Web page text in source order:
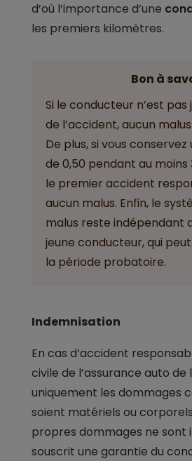
d’où l’importance d’une
les premiers kilomètres.
Bon à
Si le conducteur n’est
de l’accident, aucun
De plus, si vous
de 0,50 pendant au moins
le premier accident
aucun malus. Enfin, le
malus reste indépendant
jeune conducteur, qui
la période probatoire.
Indemnisation
En cas d’accident
civile de l’assurance auto
uniquement les dommages
soient matériels ou
propres dommages ne sont
souscrit une garantie du